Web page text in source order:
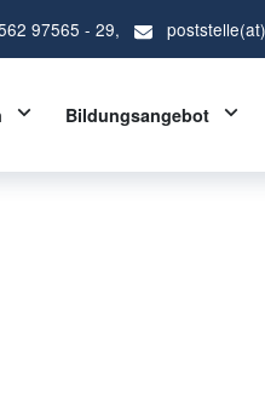
97565 - 29,
Toggle Dropdown
Bildungsangebot